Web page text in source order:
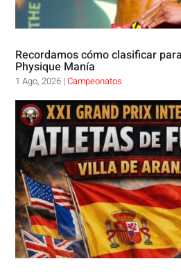
Recordamos cómo clasificar
Physique Manía
1 Ago, 2026 |Campeonatos